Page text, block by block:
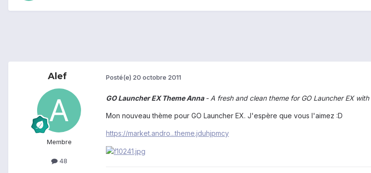
Alef
Membre
48
Posté(e) 20 octobre 2011
GO Launcher EX Theme Anna - A fresh and clean theme for GO Launcher EX
Mon nouveau thème pour GO Launcher EX. J'espère que vous l'aimez :D
https://market.andro...theme.jduhjpmcy